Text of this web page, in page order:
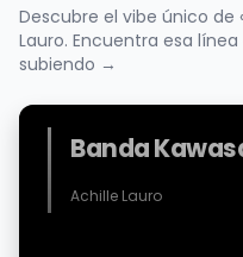
Descubre el vibe único de
Lauro. Encuentra esa
subiendo →
Banda
Achille Lauro